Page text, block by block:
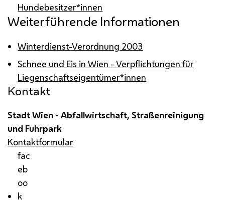
Hundebesitzer*innen
Weiterführende Informationen
Winterdienst-Verordnung 2003
Schnee und Eis in Wien - Verpflichtungen für
Liegenschaftseigentümer*innen
Kontakt
Stadt Wien - Abfallwirtschaft, Straßenreinigung
und Fuhrpark
Kontaktformular
fac
eb
oo
k